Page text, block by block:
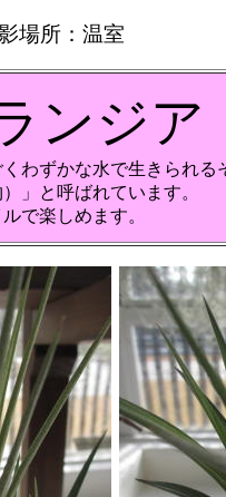
場所：温室
ンジア
わずかな水で生きられる
」と呼ばれています。
で楽しめます。